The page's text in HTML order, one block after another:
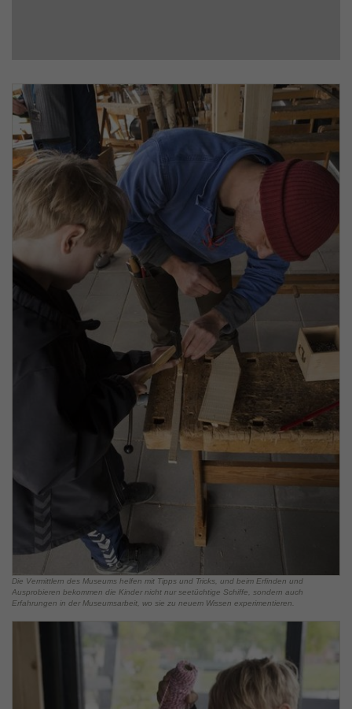
Die Vermittlern des Museums helfen mit Tipps und Tricks, und beim Erfinden und
Ausprobieren bekommen die Kinder nicht nur seetüchtige Schiffe, sondern auch
Erfahrungen in der Museumsarbeit, wo sie zu neuem Wissen experimentieren.